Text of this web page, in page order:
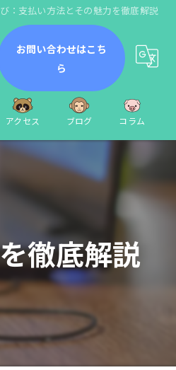
：支払い方法とその魅力を徹底解説
お問い合わせはこち
ら
アクセス ブログ コラム
徹底解説